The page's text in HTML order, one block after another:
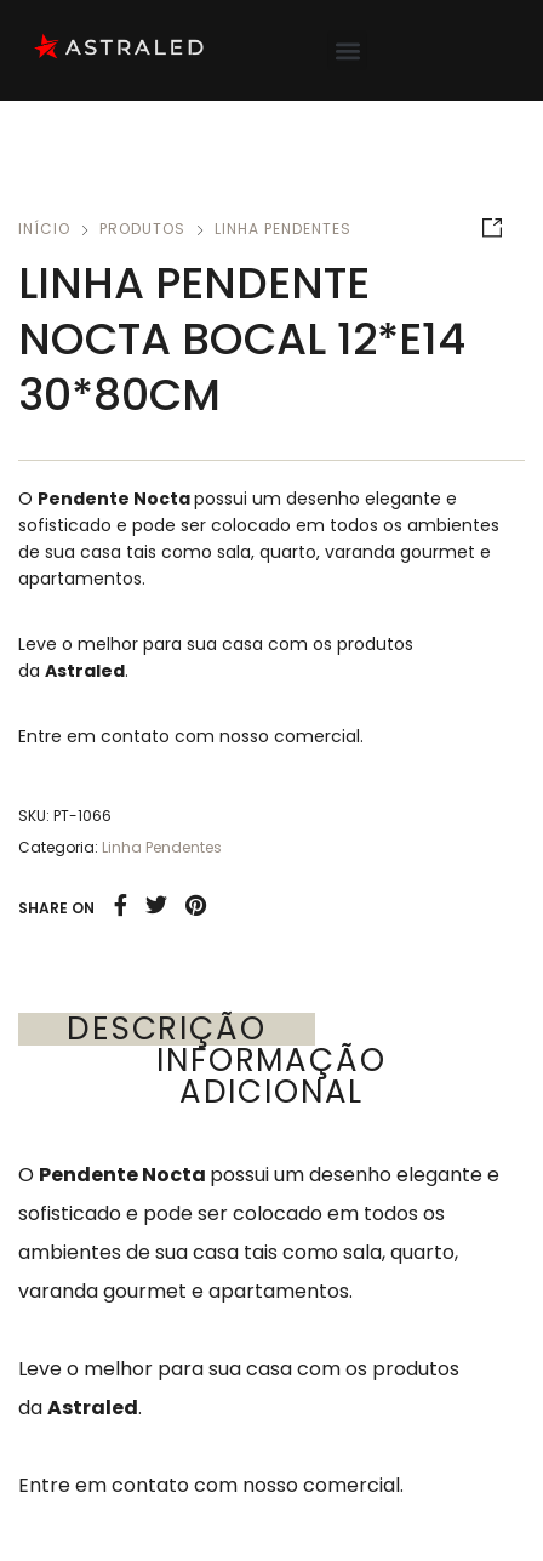
INÍCIO PRODUTOS LINHA PENDENTES
LINHA PENDENTE
NOCTA BOCAL 12*E14
30*80CM
O Pendente Noctapossui um desenho elegante e
sofisticado e pode ser colocado em todos os ambientes
de sua casa tais como sala, quarto, varanda gourmet e
apartamentos.
Leve o melhor para sua casa com os produtos
da Astraled.
Entre em contato com nosso comercial.
SKU: PT-1066
Categoria: Linha Pendentes
SHARE ON
DESCRIÇÃO
INFORMAÇÃO
ADICIONAL
O Pendente Nocta possui um desenho elegante e
sofisticado e pode ser colocado em todos os
ambientes de sua casa tais como sala, quarto,
varanda gourmet e apartamentos.
Leve o melhor para sua casa com os produtos
daAstraled.
Entre em contato com nosso comercial.